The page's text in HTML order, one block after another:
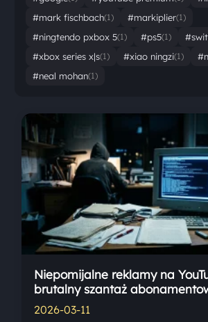
#mark fischbach(1) #markiplier(1)
#ningtendo pxbox 5(1) #ps5(1)
#xbox series x|s(1) #xiao ningzi(1)
#neal mohan(1)
Niepomijalne reklamy na
brutalny szantaż
2026-03-11